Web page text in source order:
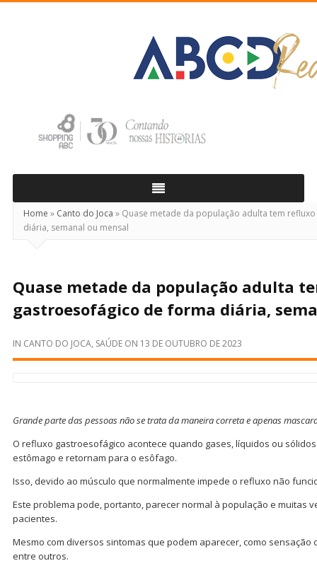
Home » Canto do Joca » Quase metade da população adulta tem
diária, semanal ou mensal
Quase metade da população adulta
gastroesofágico de forma diária,
IN CANTO DO JOCA, SAÚDE ON 13 DE OUTUBRO DE 2023
Grande parte das pessoas não se trata da maneira correta e apenas
O refluxo gastroesofágico acontece quando gases, líquidos ou
estômago e retornam para o esôfago.
Isso, devido ao músculo que normalmente impede o refluxo não
Este problema pode, portanto, parecer normal à população e muitas
pacientes.
Mesmo com diversos sintomas que podem aparecer, como sensação
entre outros.